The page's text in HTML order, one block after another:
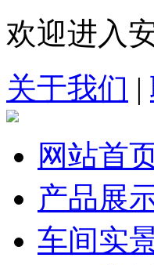
欢迎进入
关于我们 |
网站首
产品展
车间实